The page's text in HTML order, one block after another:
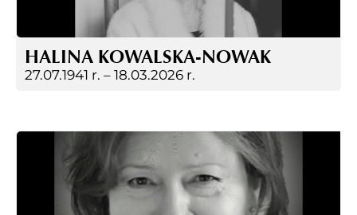
HALINA KOWALSKA-NOWAK
27.07.1941 r. – 18.03.2026 r.